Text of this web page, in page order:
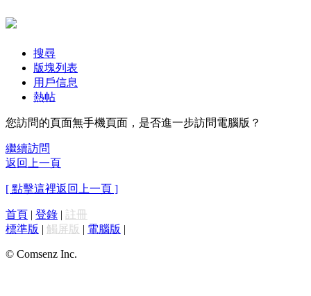
搜尋
版塊列表
用戶信息
熱帖
您訪問的頁面無手機頁面，是否進一步訪問電腦版？
繼續訪問
返回上一頁
[ 點擊這裡返回上一頁 ]
首頁 | 登錄 | 註冊
標準版 | 觸屏版 | 電腦版 |
© Comsenz Inc.